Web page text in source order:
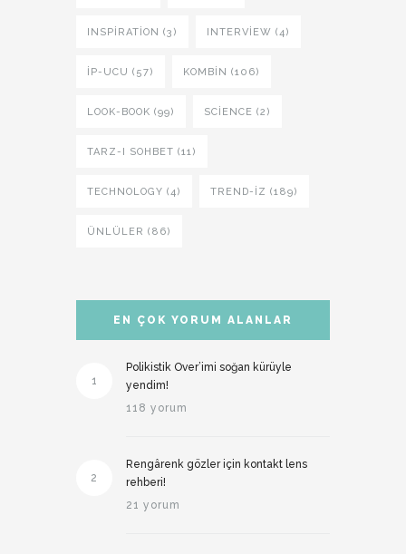
INSPIRATION (3) INTERVIEW (4)
İP-UCU (57) KOMBIN (106)
LOOK-BOOK (99) SCIENCE (2)
TARZ-I SOHBET (11)
TECHNOLOGY (4) TREND-IZ (189)
ÜNLÜLER (86)
EN ÇOK YORUM ALANLAR
1
Polikistik Over’imi soğan kürüyle
yendim!
118 yorum
2
Rengârenk gözler için kontakt lens
rehberi!
21 yorum